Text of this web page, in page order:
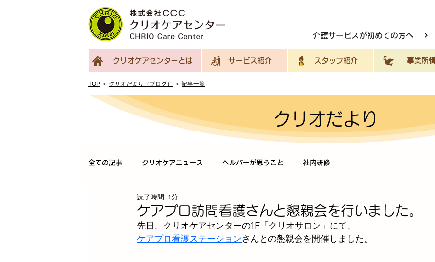
クリオケアセンターとは サービス紹介
介護サービスが初めての方へ
スタッフ紹介 事業所
TOP ＞ クリオだより（ブログ） ＞ 記事一覧
クリオだより
全ての記事 クリオケアニュース ヘルパーが思うこと 社内研修
ケアプロ訪問看護さんと懇親会を行いました。
読了時間: 1分
先日、クリオケアセンターの1F「クリオサロン」にて、
ケアプロ看護ステーションさんとの懇親会を開催しました。